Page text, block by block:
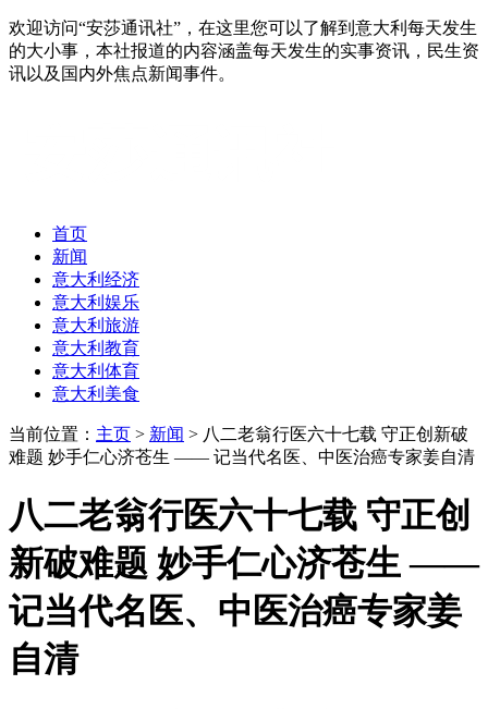
欢迎访问“安莎通讯社”，在这里您可以了解到意大利每天发生
的大小事，本社报道的内容涵盖每天发生的实事资讯，民生资
讯以及国内外焦点新闻事件。
首页
新闻
意大利经济
意大利娱乐
意大利旅游
意大利教育
意大利体育
意大利美食
当前位置： 主页 > 新闻 > 八二老翁行医六十七载 守正创新破
难题 妙手仁心济苍生 —— 记当代名医、中医治癌专家姜自清
八二老翁行医六十七载 守正创
新破难题 妙手仁心济苍生 ——
记当代名医、中医治癌专家姜
自清